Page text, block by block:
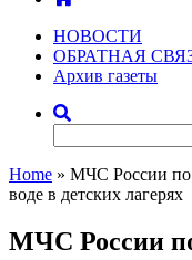
НОВОСТИ
ОБРАТНАЯ
Архив газеты
Home » МЧС России по
воде в детских лагерях
МЧС России